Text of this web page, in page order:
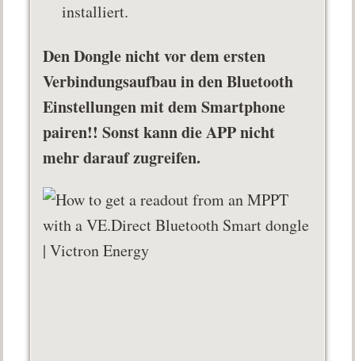
installiert.
Den Dongle nicht vor dem ersten
Verbindungsaufbau in den Bluetooth
Einstellungen mit dem Smartphone
pairen!! Sonst kann die APP nicht
mehr darauf zugreifen.